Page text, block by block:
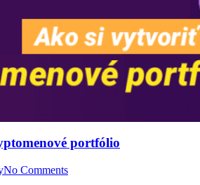
portfólio
No Comments